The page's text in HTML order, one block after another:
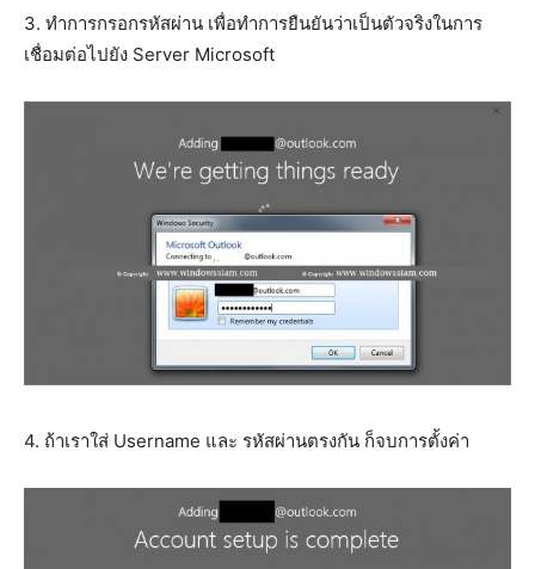
3. ทำการกรอกรหัสผ่าน เพื่อทำการยืนยันว่าเป็นตัวจริงในการ
เชื่อมต่อไปยัง Server Microsoft
4. ถ้าเราใส่ Username และ รหัสผ่านตรงกัน ก็จบการตั้งค่า